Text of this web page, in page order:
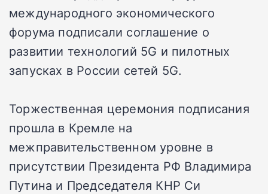
международного экономического
форума подписали соглашение о
развитии технологий 5G и пилотных
запусках в России сетей 5G.
Торжественная церемония подписания
прошла в Кремле на
межправительственном уровне в
присутствии Президента РФ Владимира
Путина и Председателя КНР Си